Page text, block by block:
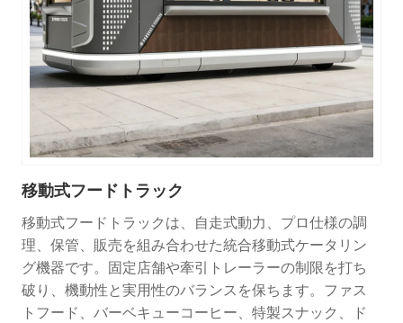
移動式フードトラック
移動式フードトラックは、自走式動力、プロ仕様の調
理、保管、販売を組み合わせた統合移動式ケータリン
グ機器です。固定店舗や牽引トレーラーの制限を打ち
破り、機動性と実用性のバランスを保ちます。ファス
トフード、バーベキューコーヒー、特製スナック、ド